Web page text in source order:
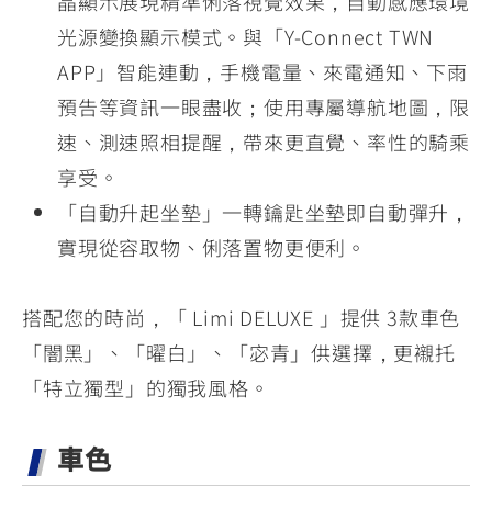
光源變換顯示模式。與「Y-Connect TWN
APP」智能連動，手機電量、來電通知、下雨
預告等資訊一眼盡收；使用專屬導航地圖，限
速、測速照相提醒，帶來更直覺、率性的騎乘
享受。
「自動升起坐墊」一轉鑰匙坐墊即自動彈升，
實現從容取物、俐落置物更便利。
搭配您的時尚，「 Limi DELUXE 」提供 3款車色
「闇黑」、「曜白」、「宓青」供選擇，更襯托
「特立獨型」的獨我風格。
車色